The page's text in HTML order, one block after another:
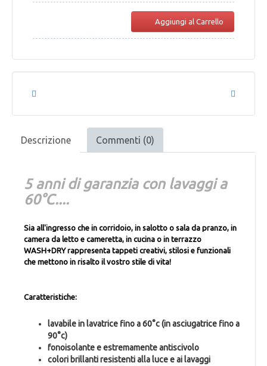
Aggiungi al Carrello
Descrizione Commenti (0)
5 anni di garanzia con lavaggi a
60°C....
Sia all'ingresso che in corridoio, in salotto o sala da pranzo, in
camera da letto e cameretta, in cucina o in terrazzo
WASH+DRY rappresenta tappeti creativi, stilosi e funzionali
che mettono in risalto il vostro stile di vita!
Caratteristiche:
lavabile in lavatrice fino a 60°c (in asciugatrice fino a
90°c)
fonoisolante e estremamente antiscivolo
colori brillanti resistenti alla luce e ai lavaggi